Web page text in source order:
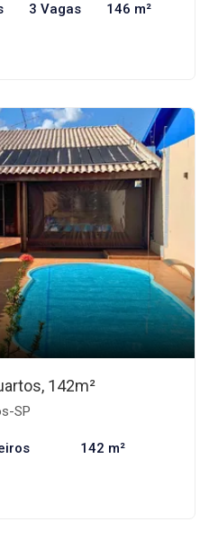
3 Vagas 146 m²
142m²
SP
142 m²